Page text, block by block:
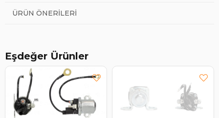
ÜRÜN ÖNERILERI
Eşdeğer Ürünler